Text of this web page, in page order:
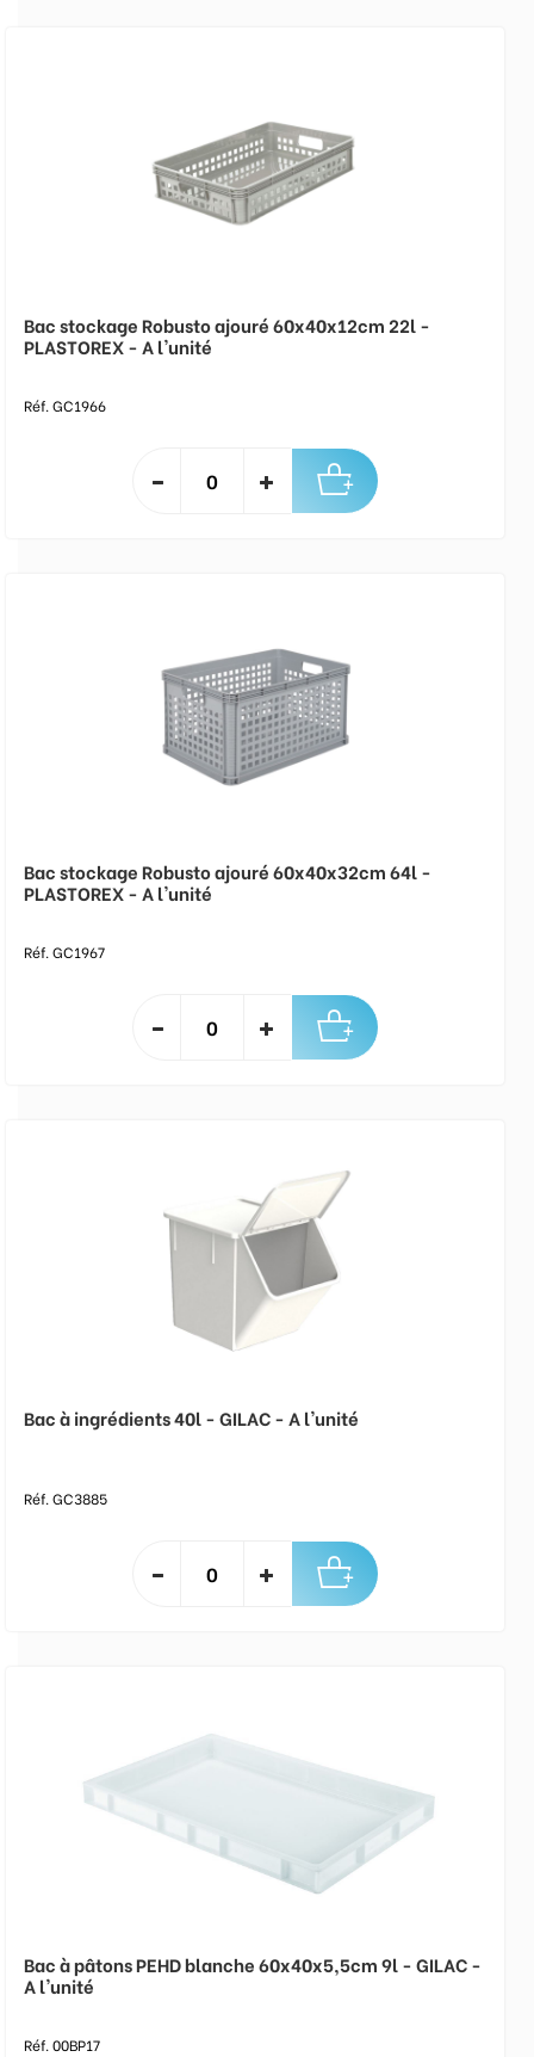
Bac stockage Robusto ajouré 60x40x12cm 22l -
PLASTOREX - A l'unité
Réf. GC1966
Bac stockage Robusto ajouré 60x40x32cm 64l -
PLASTOREX - A l'unité
Réf. GC1967
Bac à ingrédients 40l - GILAC - A l'unité
Réf. GC3885
Bac à pâtons PEHD blanche 60x40x5,5cm 9l - GILAC -
A l'unité
Réf. 00BP17